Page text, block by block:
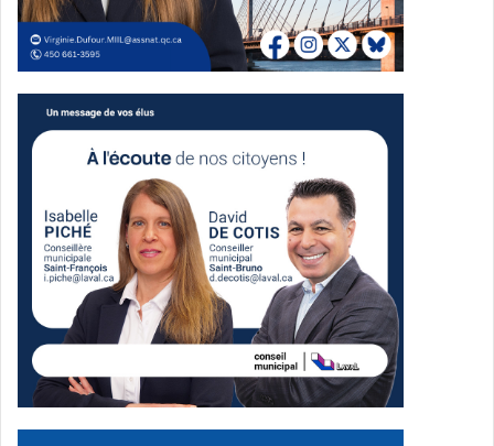
Lysandre Nadeau
Aly Brassard
L’Histoire nous le dira
Zoé Duval
ADAMCHUCK
Créateur de l’année – Rayonnement international
Laurent Dagenais
Tardibabe
Marina Totino
Maruzee Dragon
Shahin Ouest